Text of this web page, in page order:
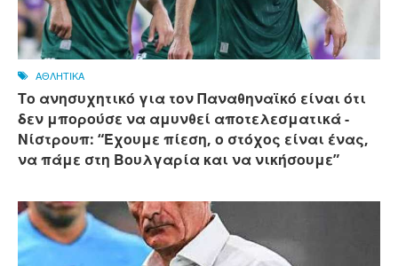
ΑΘΛΗΤΙΚΑ
Το ανησυχητικό για τον Παναθηναϊκό είναι ότι
δεν μπορούσε να αμυνθεί αποτελεσματικά -
Νίστρουπ: “Έχουμε πίεση, ο στόχος είναι ένας,
να πάμε στη Βουλγαρία και να νικήσουμε”